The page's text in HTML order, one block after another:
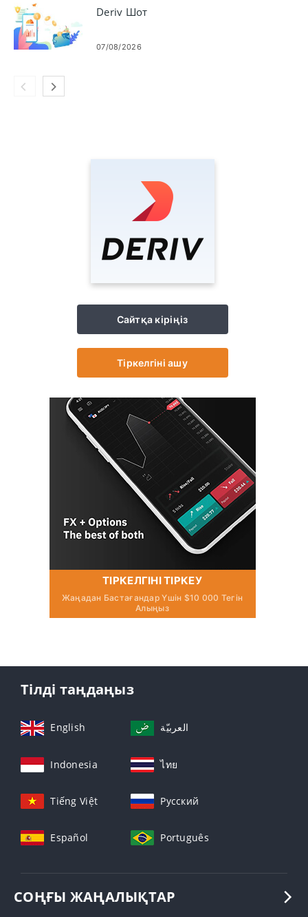
Deriv Шот
07/08/2026
Сайтқа кіріңіз
Тіркелгіні ашу
ТІРКЕЛГІНІ ТІРКЕУ
Жаңадан Бастағандар Үшін $10 000 Тегін
Алыңыз
Тілді таңдаңыз
English العربيّة
Indonesia ไทย
Tiếng Việt Русский
Español Português
СОҢҒЫ ЖАҢАЛЫҚТАР